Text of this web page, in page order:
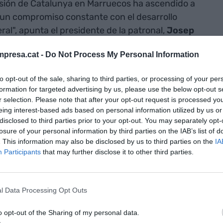
- Do Not Process My Personal Information
opt-out of the sale, sharing to third parties, or processing of your
for targeted advertising by us, please use the below opt-out
selection. Please note that after your opt-out request is processed
interest-based ads based on personal information utilized by us
to third parties prior to your opt-out. You may separately
of your personal information by third parties on the IAB’s list of
This information may also be disclosed by us to third parties on the
Participants that may further disclose it to other third parties.
Data Processing Opt Outs
opt-out of the Sharing of my personal data.
de Catalunya en Marruecos ha ascendido a
compromiso constante con el desarrollo
apunta el presidente de la patronal, Josep
de negocios entre Catalunya y Marruecos,
Europa y África. "Marruecos es la puerta de
todos los países africanos", ha puesto de
igualmente el potencial de inversión de áreas
el farmacéutico, la agroindustria, la
parte, la consejera de Economía,Natàlia Mas
del Estado que más exporta a Marruecos".
empresa Sumcab incrementó su presencia en
técnico en el complejo de